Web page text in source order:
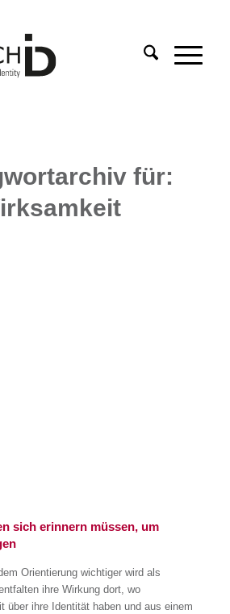
für:
sich erinnern müssen, um
Orientierung wichtiger wird als
ihre Wirkung dort, wo
über ihre Identität haben und aus einem